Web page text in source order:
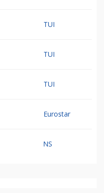
TUI
TUI
TUI
Eurostar
NS